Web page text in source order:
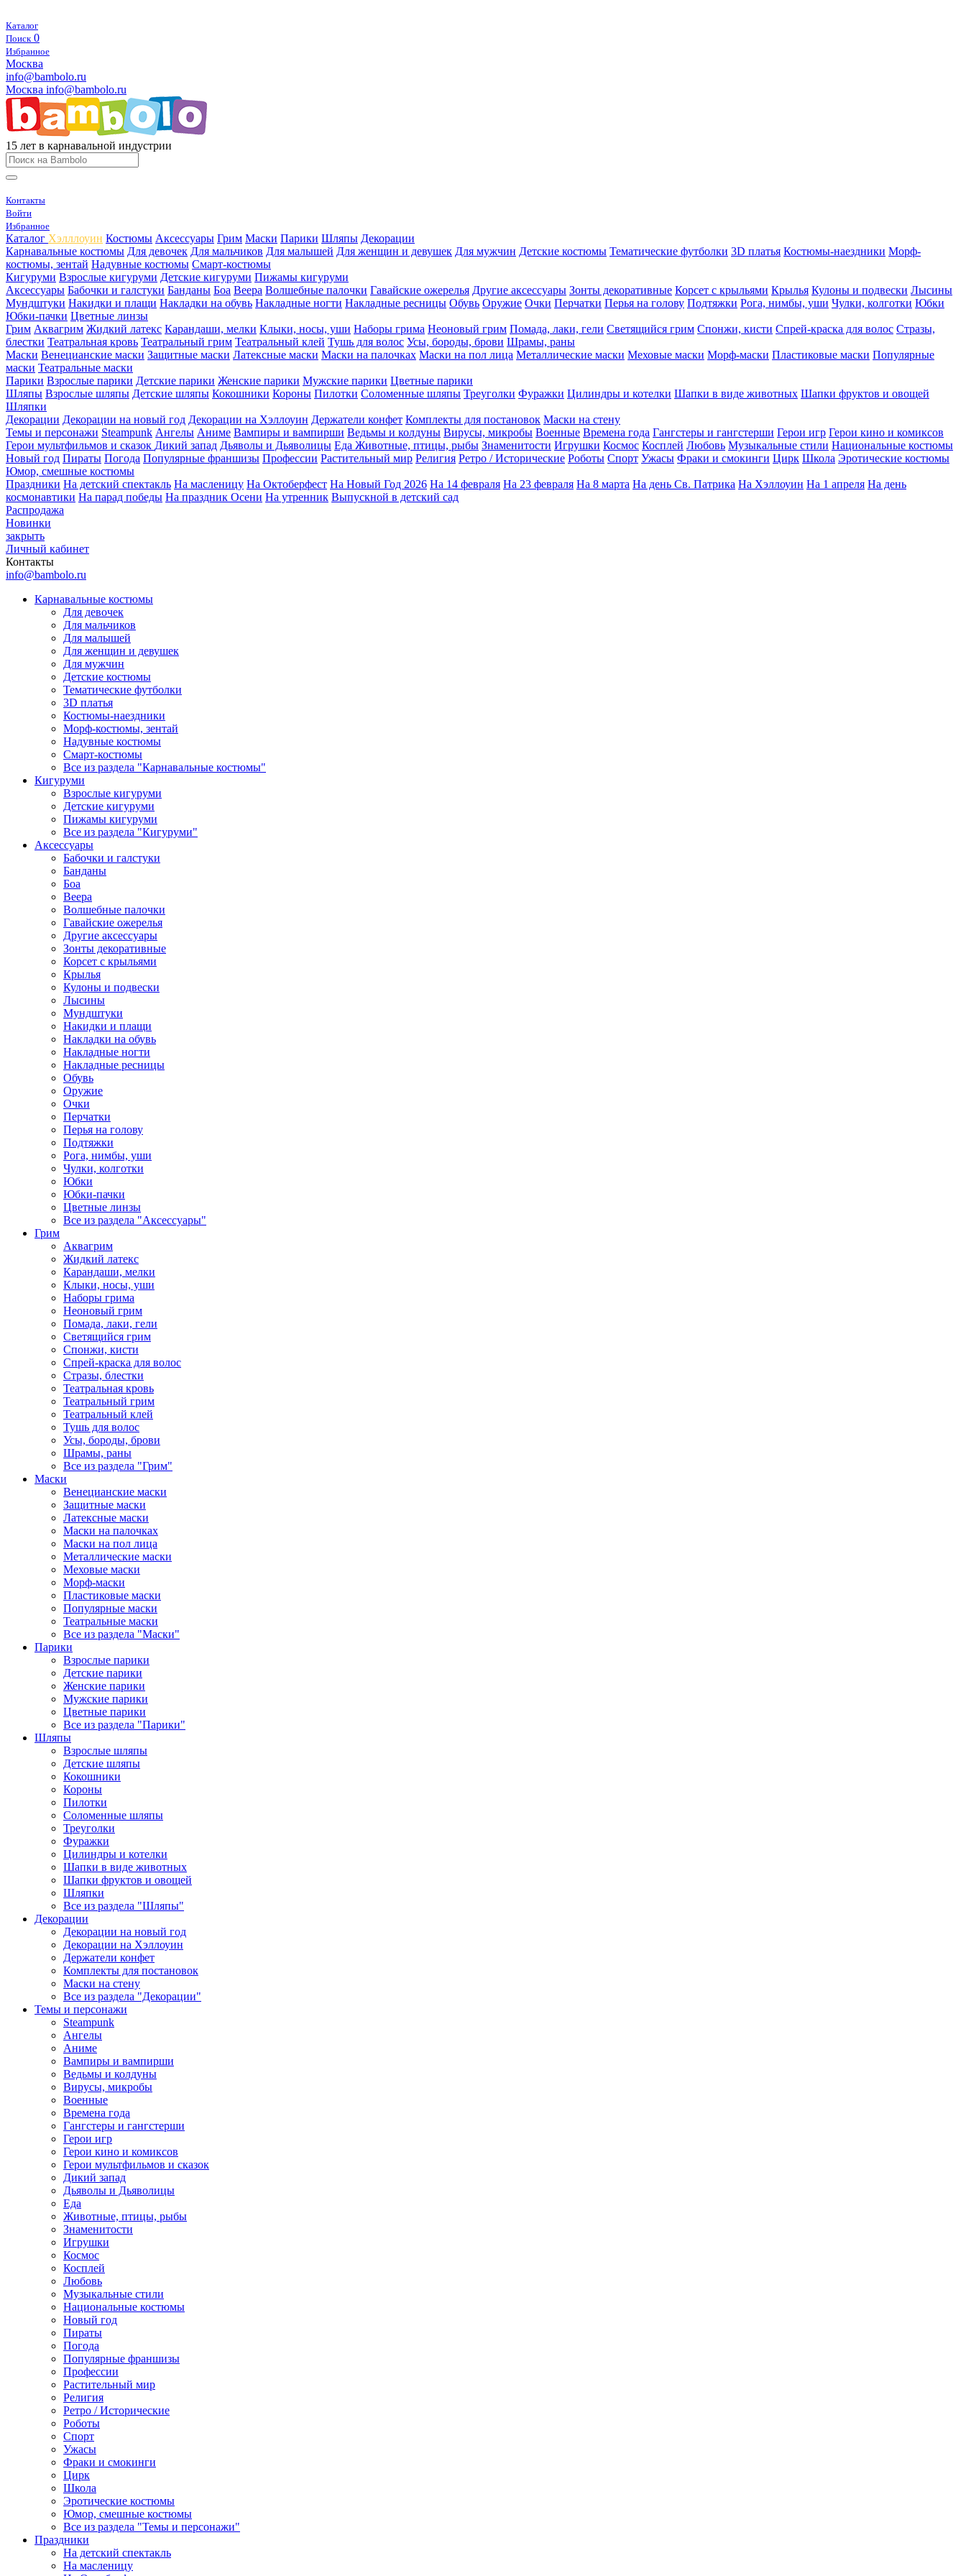
Каталог
Поиск 0
Избранное
Москва
info@bambolo.ru
Москва info@bambolo.ru
15 лет в карнавальной индустрии
Контакты
Войти
Избранное
Каталог Хэлллоуин Костюмы Аксессуары Грим Маски Парики Шляпы Декорации
Карнавальные костюмы Для девочек Для мальчиков Для малышей Для женщин и девушек Для мужчин Детские костюмы Тематические футболки 3D платья Костюмы-наездники Морф-
костюмы, зентай Надувные костюмы Смарт-костюмы
Кигуруми Взрослые кигуруми Детские кигуруми Пижамы кигуруми
Аксессуары Бабочки и галстуки Банданы Боа Веера Волшебные палочки Гавайские ожерелья Другие аксессуары Зонты декоративные Корсет с крыльями Крылья Кулоны и подвески Лысины
Мундштуки Накидки и плащи Накладки на обувь Накладные ногти Накладные ресницы Обувь Оружие Очки Перчатки Перья на голову Подтяжки Рога, нимбы, уши Чулки, колготки Юбки
Юбки-пачки Цветные линзы
Грим Аквагрим Жидкий латекс Карандаши, мелки Клыки, носы, уши Наборы грима Неоновый грим Помада, лаки, гели Светящийся грим Спонжи, кисти Спрей-краска для волос Стразы,
блестки Театральная кровь Театральный грим Театральный клей Тушь для волос Усы, бороды, брови Шрамы, раны
Маски Венецианские маски Защитные маски Латексные маски Маски на палочках Маски на пол лица Металлические маски Меховые маски Морф-маски Пластиковые маски Популярные
маски Театральные маски
Парики Взрослые парики Детские парики Женские парики Мужские парики Цветные парики
Шляпы Взрослые шляпы Детские шляпы Кокошники Короны Пилотки Соломенные шляпы Треуголки Фуражки Цилиндры и котелки Шапки в виде животных Шапки фруктов и овощей
Шляпки
Декорации Декорации на новый год Декорации на Хэллоуин Держатели конфет Комплекты для постановок Маски на стену
Темы и персонажи Steampunk Ангелы Аниме Вампиры и вампирши Ведьмы и колдуны Вирусы, микробы Военные Времена года Гангстеры и гангстерши Герои игр Герои кино и комиксов
Герои мультфильмов и сказок Дикий запад Дьяволы и Дьяволицы Еда Животные, птицы, рыбы Знаменитости Игрушки Космос Косплей Любовь Музыкальные стили Национальные костюмы
Новый год Пираты Погода Популярные франшизы Профессии Растительный мир Религия Ретро / Исторические Роботы Спорт Ужасы Фраки и смокинги Цирк Школа Эротические костюмы
Юмор, смешные костюмы
Праздники На детский спектакль На масленицу На Октоберфест На Новый Год 2026 На 14 февраля На 23 февраля На 8 марта На день Св. Патрика На Хэллоуин На 1 апреля На день
космонавтики На парад победы На праздник Осени На утренник Выпускной в детский сад
Распродажа
Новинки
закрыть
Личный кабинет
Контакты
info@bambolo.ru
Карнавальные костюмы
Для девочек
Для мальчиков
Для малышей
Для женщин и девушек
Для мужчин
Детские костюмы
Тематические футболки
3D платья
Костюмы-наездники
Морф-костюмы, зентай
Надувные костюмы
Смарт-костюмы
Все из раздела "Карнавальные костюмы"
Кигуруми
Взрослые кигуруми
Детские кигуруми
Пижамы кигуруми
Все из раздела "Кигуруми"
Аксессуары
Бабочки и галстуки
Банданы
Боа
Веера
Волшебные палочки
Гавайские ожерелья
Другие аксессуары
Зонты декоративные
Корсет с крыльями
Крылья
Кулоны и подвески
Лысины
Мундштуки
Накидки и плащи
Накладки на обувь
Накладные ногти
Накладные ресницы
Обувь
Оружие
Очки
Перчатки
Перья на голову
Подтяжки
Рога, нимбы, уши
Чулки, колготки
Юбки
Юбки-пачки
Цветные линзы
Все из раздела "Аксессуары"
Грим
Аквагрим
Жидкий латекс
Карандаши, мелки
Клыки, носы, уши
Наборы грима
Неоновый грим
Помада, лаки, гели
Светящийся грим
Спонжи, кисти
Спрей-краска для волос
Стразы, блестки
Театральная кровь
Театральный грим
Театральный клей
Тушь для волос
Усы, бороды, брови
Шрамы, раны
Все из раздела "Грим"
Маски
Венецианские маски
Защитные маски
Латексные маски
Маски на палочках
Маски на пол лица
Металлические маски
Меховые маски
Морф-маски
Пластиковые маски
Популярные маски
Театральные маски
Все из раздела "Маски"
Парики
Взрослые парики
Детские парики
Женские парики
Мужские парики
Цветные парики
Все из раздела "Парики"
Шляпы
Взрослые шляпы
Детские шляпы
Кокошники
Короны
Пилотки
Соломенные шляпы
Треуголки
Фуражки
Цилиндры и котелки
Шапки в виде животных
Шапки фруктов и овощей
Шляпки
Все из раздела "Шляпы"
Декорации
Декорации на новый год
Декорации на Хэллоуин
Держатели конфет
Комплекты для постановок
Маски на стену
Все из раздела "Декорации"
Темы и персонажи
Steampunk
Ангелы
Аниме
Вампиры и вампирши
Ведьмы и колдуны
Вирусы, микробы
Военные
Времена года
Гангстеры и гангстерши
Герои игр
Герои кино и комиксов
Герои мультфильмов и сказок
Дикий запад
Дьяволы и Дьяволицы
Еда
Животные, птицы, рыбы
Знаменитости
Игрушки
Космос
Косплей
Любовь
Музыкальные стили
Национальные костюмы
Новый год
Пираты
Погода
Популярные франшизы
Профессии
Растительный мир
Религия
Ретро / Исторические
Роботы
Спорт
Ужасы
Фраки и смокинги
Цирк
Школа
Эротические костюмы
Юмор, смешные костюмы
Все из раздела "Темы и персонажи"
Праздники
На детский спектакль
На масленицу